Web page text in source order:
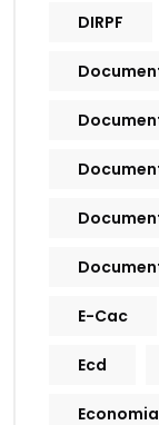
DIRPF
E-Cac
Ecd
Economia